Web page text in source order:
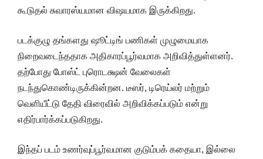
கூடுதல் சுவாரஸ்யமான விஷயமாக இருக்கிறது.
படக்குழு தங்களது ஷூட்டிங் பணிகள் முழுமையாக
நிறைவடைந்ததாக அதிகாரப்பூர்வமாக அறிவித்துள்ளனர்.
தற்போது போஸ்ட் புரொடக்ஷன் வேலைகள்
நடந்துகொண்டிருக்கின்றன. டீஸர், டிரெய்லர் மற்றும்
வெளியீட்டு தேதி விரைவில் அறிவிக்கப்படும் என்று
எதிர்பார்க்கப்படுகிறது.
இந்தப் படம் உணர்வுப்பூர்வமான குடும்பக் கதையா, இல்லை